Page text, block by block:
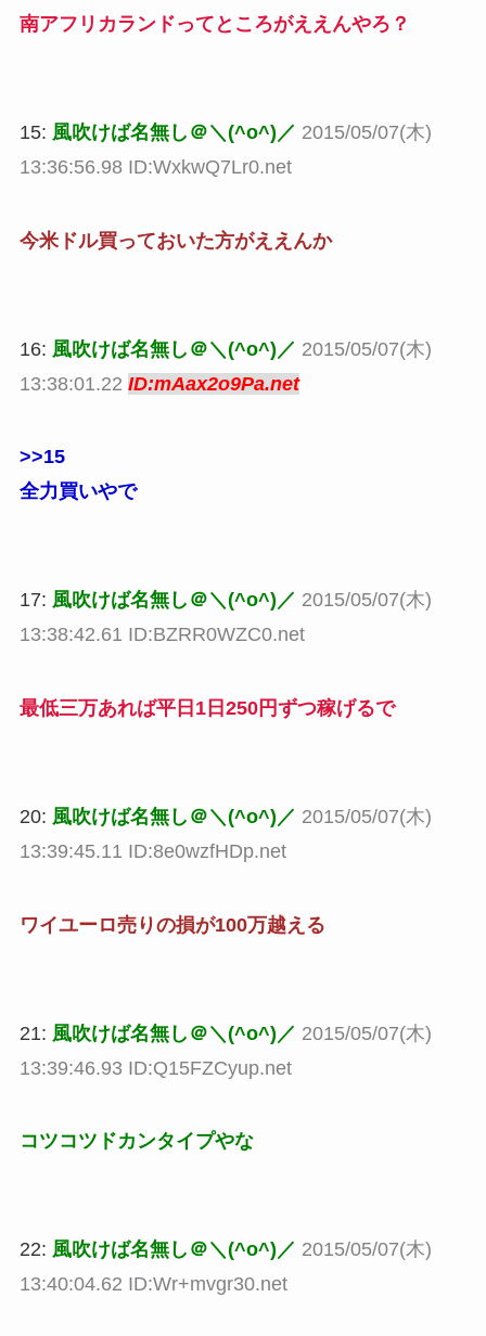
南アフリカランドってところがええんやろ？
15: 風吹けば名無し＠＼(^o^)／ 2015/05/07(木)
13:36:56.98 ID:WxkwQ7Lr0.net
今米ドル買っておいた方がええんか
16: 風吹けば名無し＠＼(^o^)／ 2015/05/07(木)
13:38:01.22 ID:mAax2o9Pa.net
>>15
全力買いやで
17: 風吹けば名無し＠＼(^o^)／ 2015/05/07(木)
13:38:42.61 ID:BZRR0WZC0.net
最低三万あれば平日1日250円ずつ稼げるで
20: 風吹けば名無し＠＼(^o^)／ 2015/05/07(木)
13:39:45.11 ID:8e0wzfHDp.net
ワイユーロ売りの損が100万越える
21: 風吹けば名無し＠＼(^o^)／ 2015/05/07(木)
13:39:46.93 ID:Q15FZCyup.net
コツコツドカンタイプやな
22: 風吹けば名無し＠＼(^o^)／ 2015/05/07(木)
13:40:04.62 ID:Wr+mvgr30.net